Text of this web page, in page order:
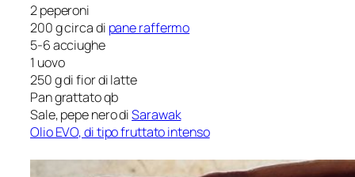
2 peperoni
200 g circa di pane raffermo
5-6 acciughe
1 uovo
250 g di fior di latte
Pan grattato qb
Sale, pepe nero diSarawak
Olio EVO, di tipo fruttato intenso